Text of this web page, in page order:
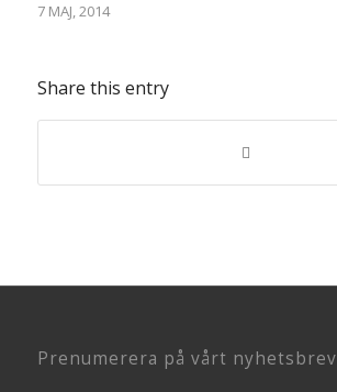
7 MAJ, 2014
Share this entry
Prenumerera på vårt nyhetsbrev